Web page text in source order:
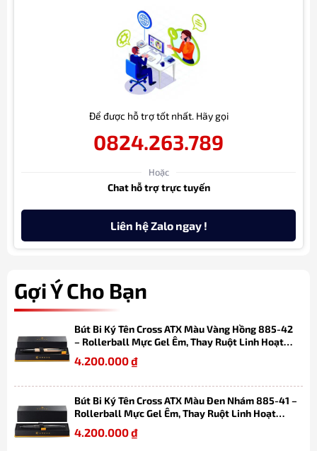
Để được hỗ trợ tốt nhất. Hãy gọi
0824.263.789
Hoặc
Chat hỗ trợ trực tuyến
Liên hệ Zalo ngay !
Gợi Ý Cho Bạn
Bút Bi Ký Tên Cross ATX Màu Vàng Hồng 885-42
– Rollerball Mực Gel Êm, Thay Ruột Linh Hoạt
Kèm Hộp Quà
4.200.000₫
Bút Bi Ký Tên Cross ATX Màu Đen Nhám 885-41 –
Rollerball Mực Gel Êm, Thay Ruột Linh Hoạt
Kèm Hộp Quà Cao Cấp
4.200.000₫